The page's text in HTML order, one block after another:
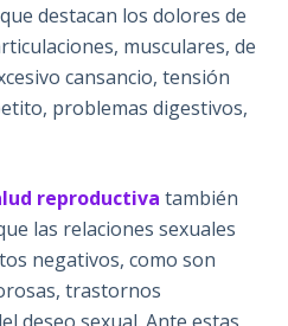
destacan los dolores de
musculares, de
cansancio, tensión
problemas digestivos,
reproductiva también
las relaciones sexuales
negativos, como son
trastornos